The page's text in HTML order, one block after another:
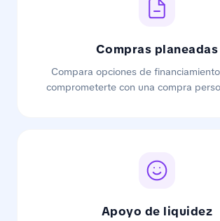
Compras planeadas
Compara opciones de
comprometerte con una compra
Apoyo de liquidez